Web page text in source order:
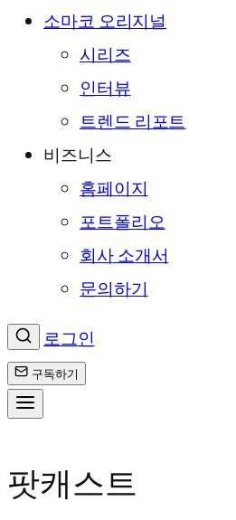
소마코 오리지널
시리즈
인터뷰
트렌드 리포트
비즈니스
홈페이지
포트폴리오
회사 소개서
문의하기
로그인
구독하기
텐
츠
팟캐스트